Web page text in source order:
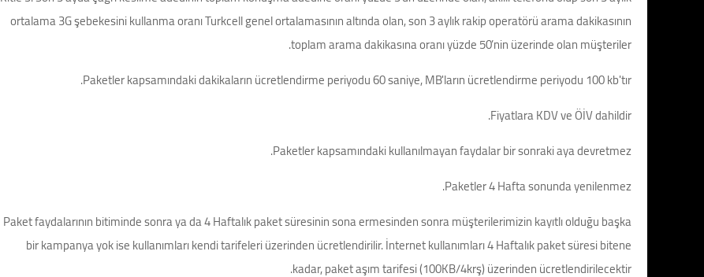
ortalama 3G şebekesini kullanma oranı Turkcell genel ortalamasının altında olan, son 3 aylık rakip operatörü arama dakikasının
toplam arama dakikasına oranı yüzde 50’nin üzerinde olan müşteriler.
Paketler kapsamındaki dakikaların ücretlendirme periyodu 60 saniye, MB'ların ücretlendirme periyodu 100 kb'tır.
Fiyatlara KDV ve ÖİV dahildir.
Paketler kapsamındaki kullanılmayan faydalar bir sonraki aya devretmez.
Paketler 4 Hafta sonunda yenilenmez.
Paket faydalarının bitiminde sonra ya da 4 Haftalık paket süresinin sona ermesinden sonra müşterilerimizin kayıtlı olduğu başka
bir kampanya yok ise kullanımları kendi tarifeleri üzerinden ücretlendirilir. İnternet kullanımları 4 Haftalık paket süresi bitene
kadar, paket aşım tarifesi (100KB/4krş) üzerinden ücretlendirilecektir.